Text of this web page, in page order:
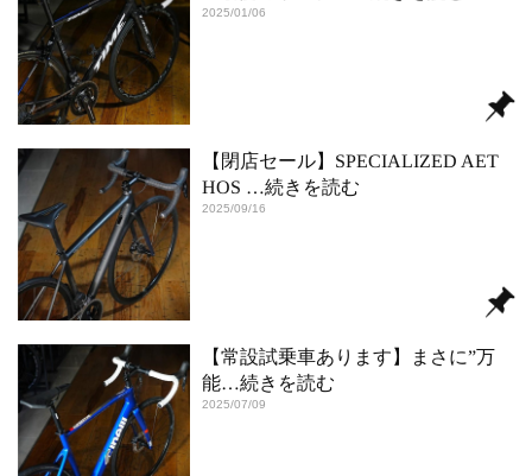
2025/01/06
【閉店セール】SPECIALIZED AET
HOS …続きを読む
2025/09/16
【常設試乗車あります】まさに”万
能…続きを読む
2025/07/09